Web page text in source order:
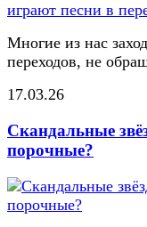
Многие из нас
переходов, не
17.03.26
Скандальные
порочные?